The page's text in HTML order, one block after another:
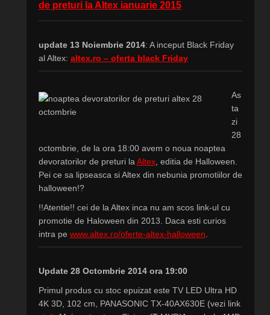
de preturi la Altex ianuarie 2015
update 13 Noiembrie 2014: A inceput Black Friday
al Altex: altex.ro – oferta black Friday
As
ta
zi
28
octombrie, de la ora 18:00 avem o noua noaptea
devoratorilor de preturi la Altex , editia de Halloween.
Pei ce sa lipseasca si Altex din nebunia promotiilor de
halloween!?
!!Atentie!! cei de la Altex inca nu am scos link-ul cu
promotie de Haloween din 2013. Daca esti curios
intra pe www.altex.ro/oferte-altex-halloween
Update 28 Octombrie 2014 ora 19:00
Primul produs cu stoc epuizat este TV LED Ultra HD
4K 3D, 102 cm, PANASONIC TX-40AX630E (vezi link